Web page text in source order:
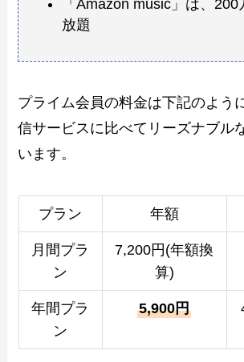
「Amazon music」は、200
放題
プライム会員の料金は下記のよう
信サービスに比べてリーズナブル
います。
プラン 年額
月間プラ
ン
7,200円(年額換
算)
年間プラ
ン
5,900円